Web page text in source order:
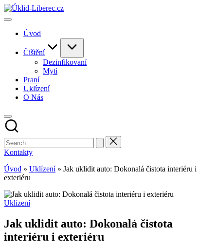
Skip
to
Úvod
Čištění
Dezinfikovaní
Mytí
Praní
Uklízení
O Nás
Kontakty
Úvod » Uklízení» Jak uklidit auto: Dokonalá čistota interiéru i
exteriéru
Posted
Uklízení
Jak uklidit auto: Dokonalá čistota
interiéru i exteriéru